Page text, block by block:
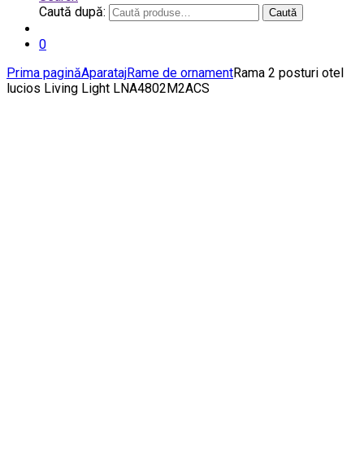
Caută după:
Caută
0
Prima paginăAparatajRame de ornamentRama 2 posturi otel
lucios Living Light LNA4802M2ACS